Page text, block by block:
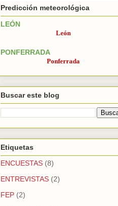
Predicción meteorológica
LEÓN
León
PONFERRADA
Ponferrada
Buscar este blog
Etiquetas
ENCUESTAS (8)
ENTREVISTAS (2)
FEP (2)